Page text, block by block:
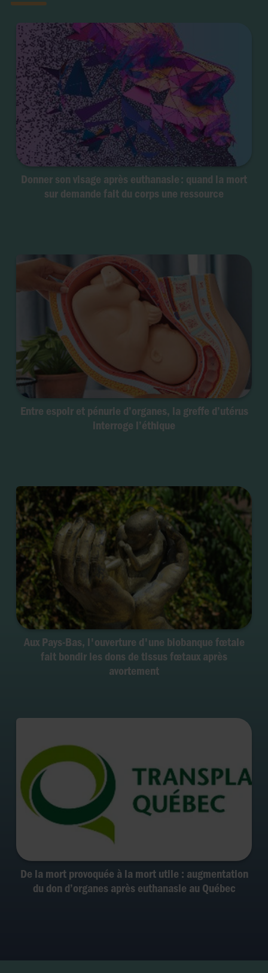
Donner son visage après euthanasie : quand la mort
sur demande fait du corps une ressource
Entre espoir et pénurie d’organes, la greffe d’utérus
interroge l’éthique
Aux Pays-Bas, l'ouverture d'une biobanque fœtale
fait bondir les dons de tissus fœtaux après
avortement
De la mort provoquée à la mort utile : augmentation
du don d’organes après euthanasie au Québec